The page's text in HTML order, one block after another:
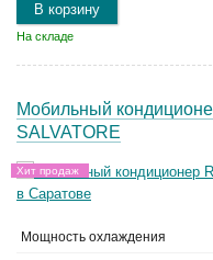
В корзину
На складе
Мобильный
SALVATORE
Хит продаж
Мощность охлаждения